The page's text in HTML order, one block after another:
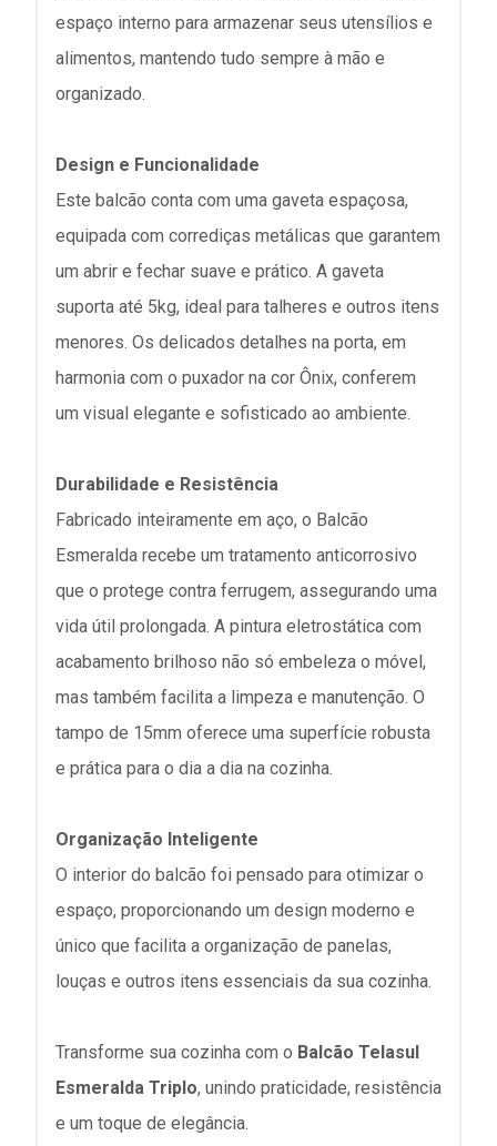
espaço interno para armazenar seus utensílios e
alimentos, mantendo tudo sempre à mão e
organizado.
Design e Funcionalidade
Este balcão conta com uma gaveta espaçosa,
equipada com corrediças metálicas que garantem
um abrir e fechar suave e prático. A gaveta
suporta até 5kg, ideal para talheres e outros itens
menores. Os delicados detalhes na porta, em
harmonia com o puxador na cor Ônix, conferem
um visual elegante e sofisticado ao ambiente.
Durabilidade e Resistência
Fabricado inteiramente em aço, o Balcão
Esmeralda recebe um tratamento anticorrosivo
que o protege contra ferrugem, assegurando uma
vida útil prolongada. A pintura eletrostática com
acabamento brilhoso não só embeleza o móvel,
mas também facilita a limpeza e manutenção. O
tampo de 15mm oferece uma superfície robusta
e prática para o dia a dia na cozinha.
Organização Inteligente
O interior do balcão foi pensado para otimizar o
espaço, proporcionando um design moderno e
único que facilita a organização de panelas,
louças e outros itens essenciais da sua cozinha.
Transforme sua cozinha com o Balcão Telasul
Esmeralda Triplo, unindo praticidade, resistência
e um toque de elegância.